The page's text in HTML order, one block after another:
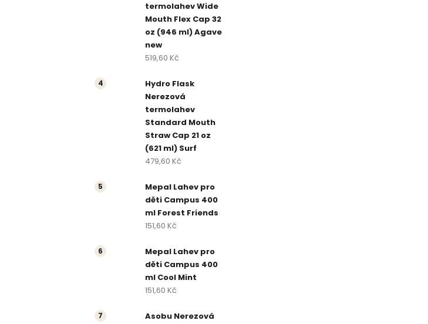
n
termolahev Wide
Mouth Flex Cap 32
oz (946 ml) Agave
new
519,60 Kč
Hydro Flask
Nerezová
termolahev
Standard Mouth
Straw Cap 21 oz
(621 ml) Surf
479,60 Kč
Mepal Lahev pro
děti Campus 400
ml Forest Friends
151,60 Kč
Mepal Lahev pro
děti Campus 400
ml Cool Mint
151,60 Kč
Asobu Nerezová